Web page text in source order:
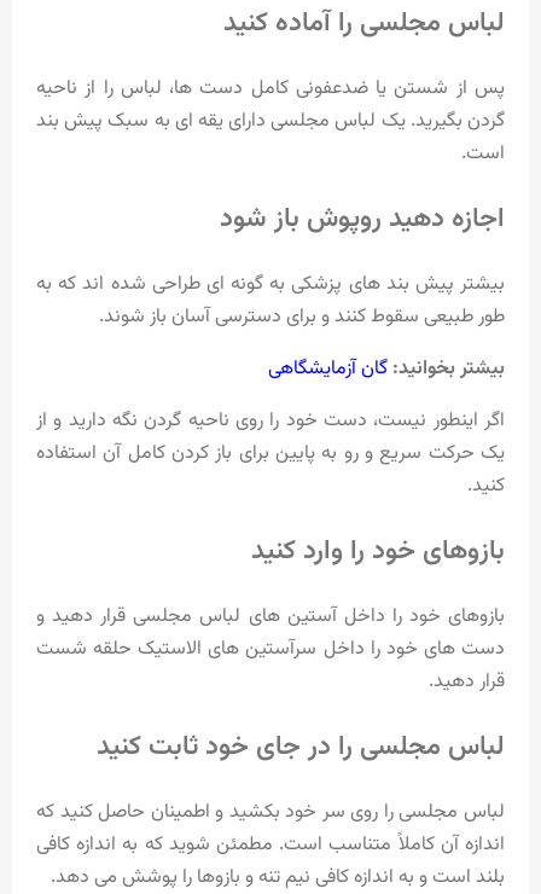
لباس مجلسی را آماده کنید
پس از شستن یا ضدعفونی کامل دست ها، لباس را از ناحیه
گردن بگیرید. یک لباس مجلسی دارای یقه ای به سبک پیش بند
است.
اجازه دهید روپوش باز شود
بیشتر پیش بند های پزشکی به گونه ای طراحی شده اند که به
طور طبیعی سقوط کنند و برای دسترسی آسان باز شوند.
بیشتر بخوانید: گان آزمایشگاهی
اگر اینطور نیست، دست خود را روی ناحیه گردن نگه دارید و از
یک حرکت سریع و رو به پایین برای باز کردن کامل آن استفاده
کنید.
بازوهای خود را وارد کنید
بازوهای خود را داخل آستین های لباس مجلسی قرار دهید و
دست های خود را داخل سرآستین های الاستیک حلقه شست
قرار دهید.
لباس مجلسی را در جای خود ثابت کنید
لباس مجلسی را روی سر خود بکشید و اطمینان حاصل کنید که
اندازه آن کاملاً متناسب است. مطمئن شوید که به اندازه کافی
بلند است و به اندازه کافی نیم تنه و بازوها را پوشش می دهد.